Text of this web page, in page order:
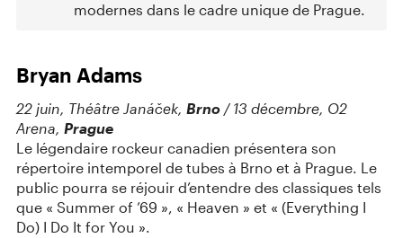
modernes dans le cadre unique de Prague.
Bryan Adams
22 juin, Théâtre Janáček, Brno / 13 décembre, O2
Arena, Prague
Le légendaire rockeur canadien présentera son
répertoire intemporel de tubes à Brno et à Prague. Le
public pourra se réjouir d’entendre des classiques tels
que « Summer of ’69 », « Heaven » et « (Everything I
Do) I Do It for You ».